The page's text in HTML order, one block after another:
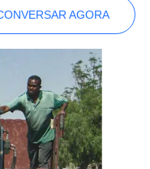
AGORA